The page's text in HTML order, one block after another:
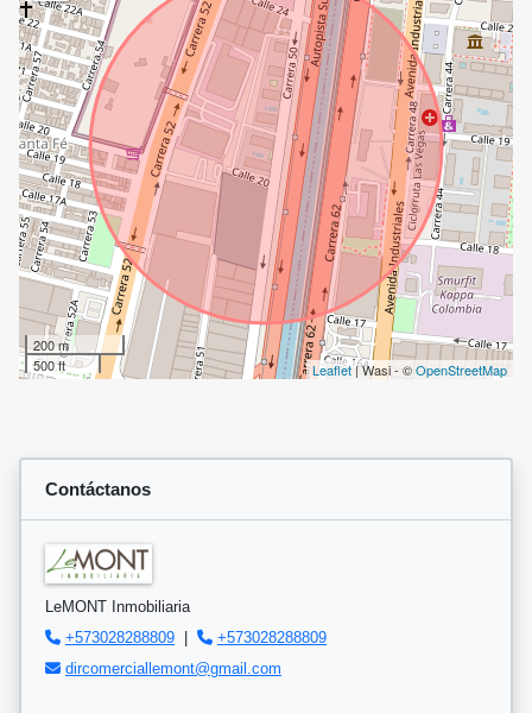
200 m
500 ft
Leaflet| Wasi - ©OpenStreetMap
Contáctanos
LeMONT Inmobiliaria
+573028288809 |
+573028288809
dircomerciallemont@gmail.com